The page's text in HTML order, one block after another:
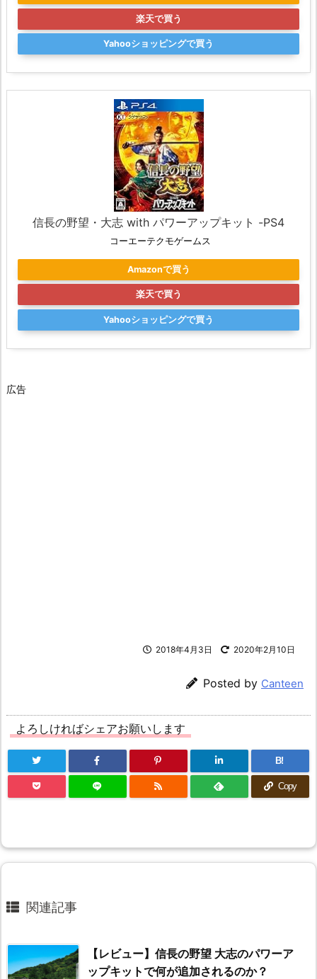
楽天で買う
Yahooショッピングで買う
信長の野望・大志 with パワーアップキット -PS4
コーエーテクモゲームス
Amazonで買う
楽天で買う
Yahooショッピングで買う
広告
2018年4月3日 2020年2月10日
Posted by Canteen
よろしければシェアお願いします
B!
Copy
関連記事
【レビュー】信長の野望 大志のパワーア
ップキットで何が追加されるのか？